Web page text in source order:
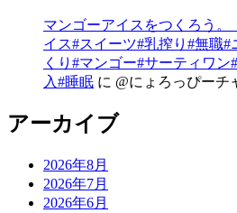
マンゴーアイスをつくろう
イス#スイーツ#乳搾り#無職
くり#マンゴー#サーティワ
入#睡眠 に @にょろっぴーチ
アーカイブ
2026年8月
2026年7月
2026年6月